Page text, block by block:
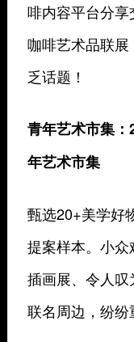
啡内容平台分
咖啡艺术品联
乏话题！
青年艺术市集：
年艺术市集
甄选20+美学好
提案样本。小
插画展、令人
联名周边，纷纷